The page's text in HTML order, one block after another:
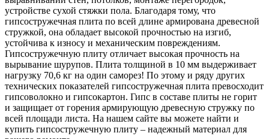
устройстве сухой стяжки пола. Благодаря тому, что
гипсостружечная плита по всей длине армирована древесной
стружкой, она обладает высокой прочностью на изгиб,
устойчива к износу и механическим повреждениям.
Гипсостружечную плиту отличает высокая прочность на
вырывание шурупов. Плита толщиной в 10 мм выдерживает
нагрузку 70,6 кг на один саморез! По этому и ряду других
технических показателей гипсостружечная плита превосходит
гипсоволокно и гипсокартон. Гипс в составе плиты не горит
и защищает от горения армирующую древесную стружку по
всей площади листа. На нашем сайте вы можете найти и
купить гипсостружечную плиту – надежный материал для